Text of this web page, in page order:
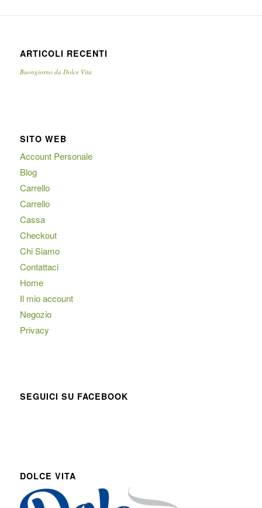
ARTICOLI RECENTI
Buongiorno da Dolce Vita
SITO WEB
Account Personale
Blog
Carrello
Carrello
Cassa
Checkout
Chi Siamo
Contattaci
Home
Il mio account
Negozio
Privacy
SEGUICI SU FACEBOOK
DOLCE VITA